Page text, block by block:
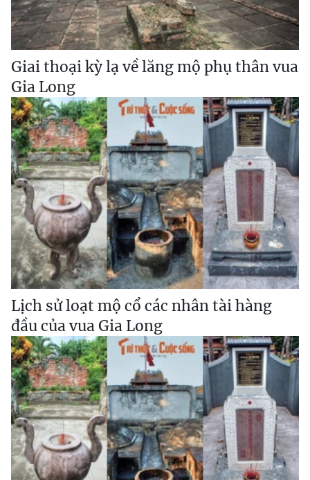
Giai thoại kỳ lạ về lăng mộ phụ thân vua
Gia Long
Lịch sử loạt mộ cổ các nhân tài hàng
đầu của vua Gia Long